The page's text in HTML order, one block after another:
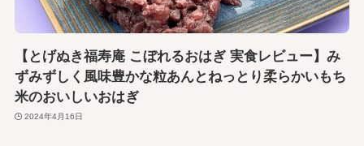
【とげぬき福寿庵 こぼれるおはぎ 実食レビュー】み
ずみずしく風味豊かな粒あんとねっとり柔らかいもち
米のおいしいおはぎ
2024年4月16日